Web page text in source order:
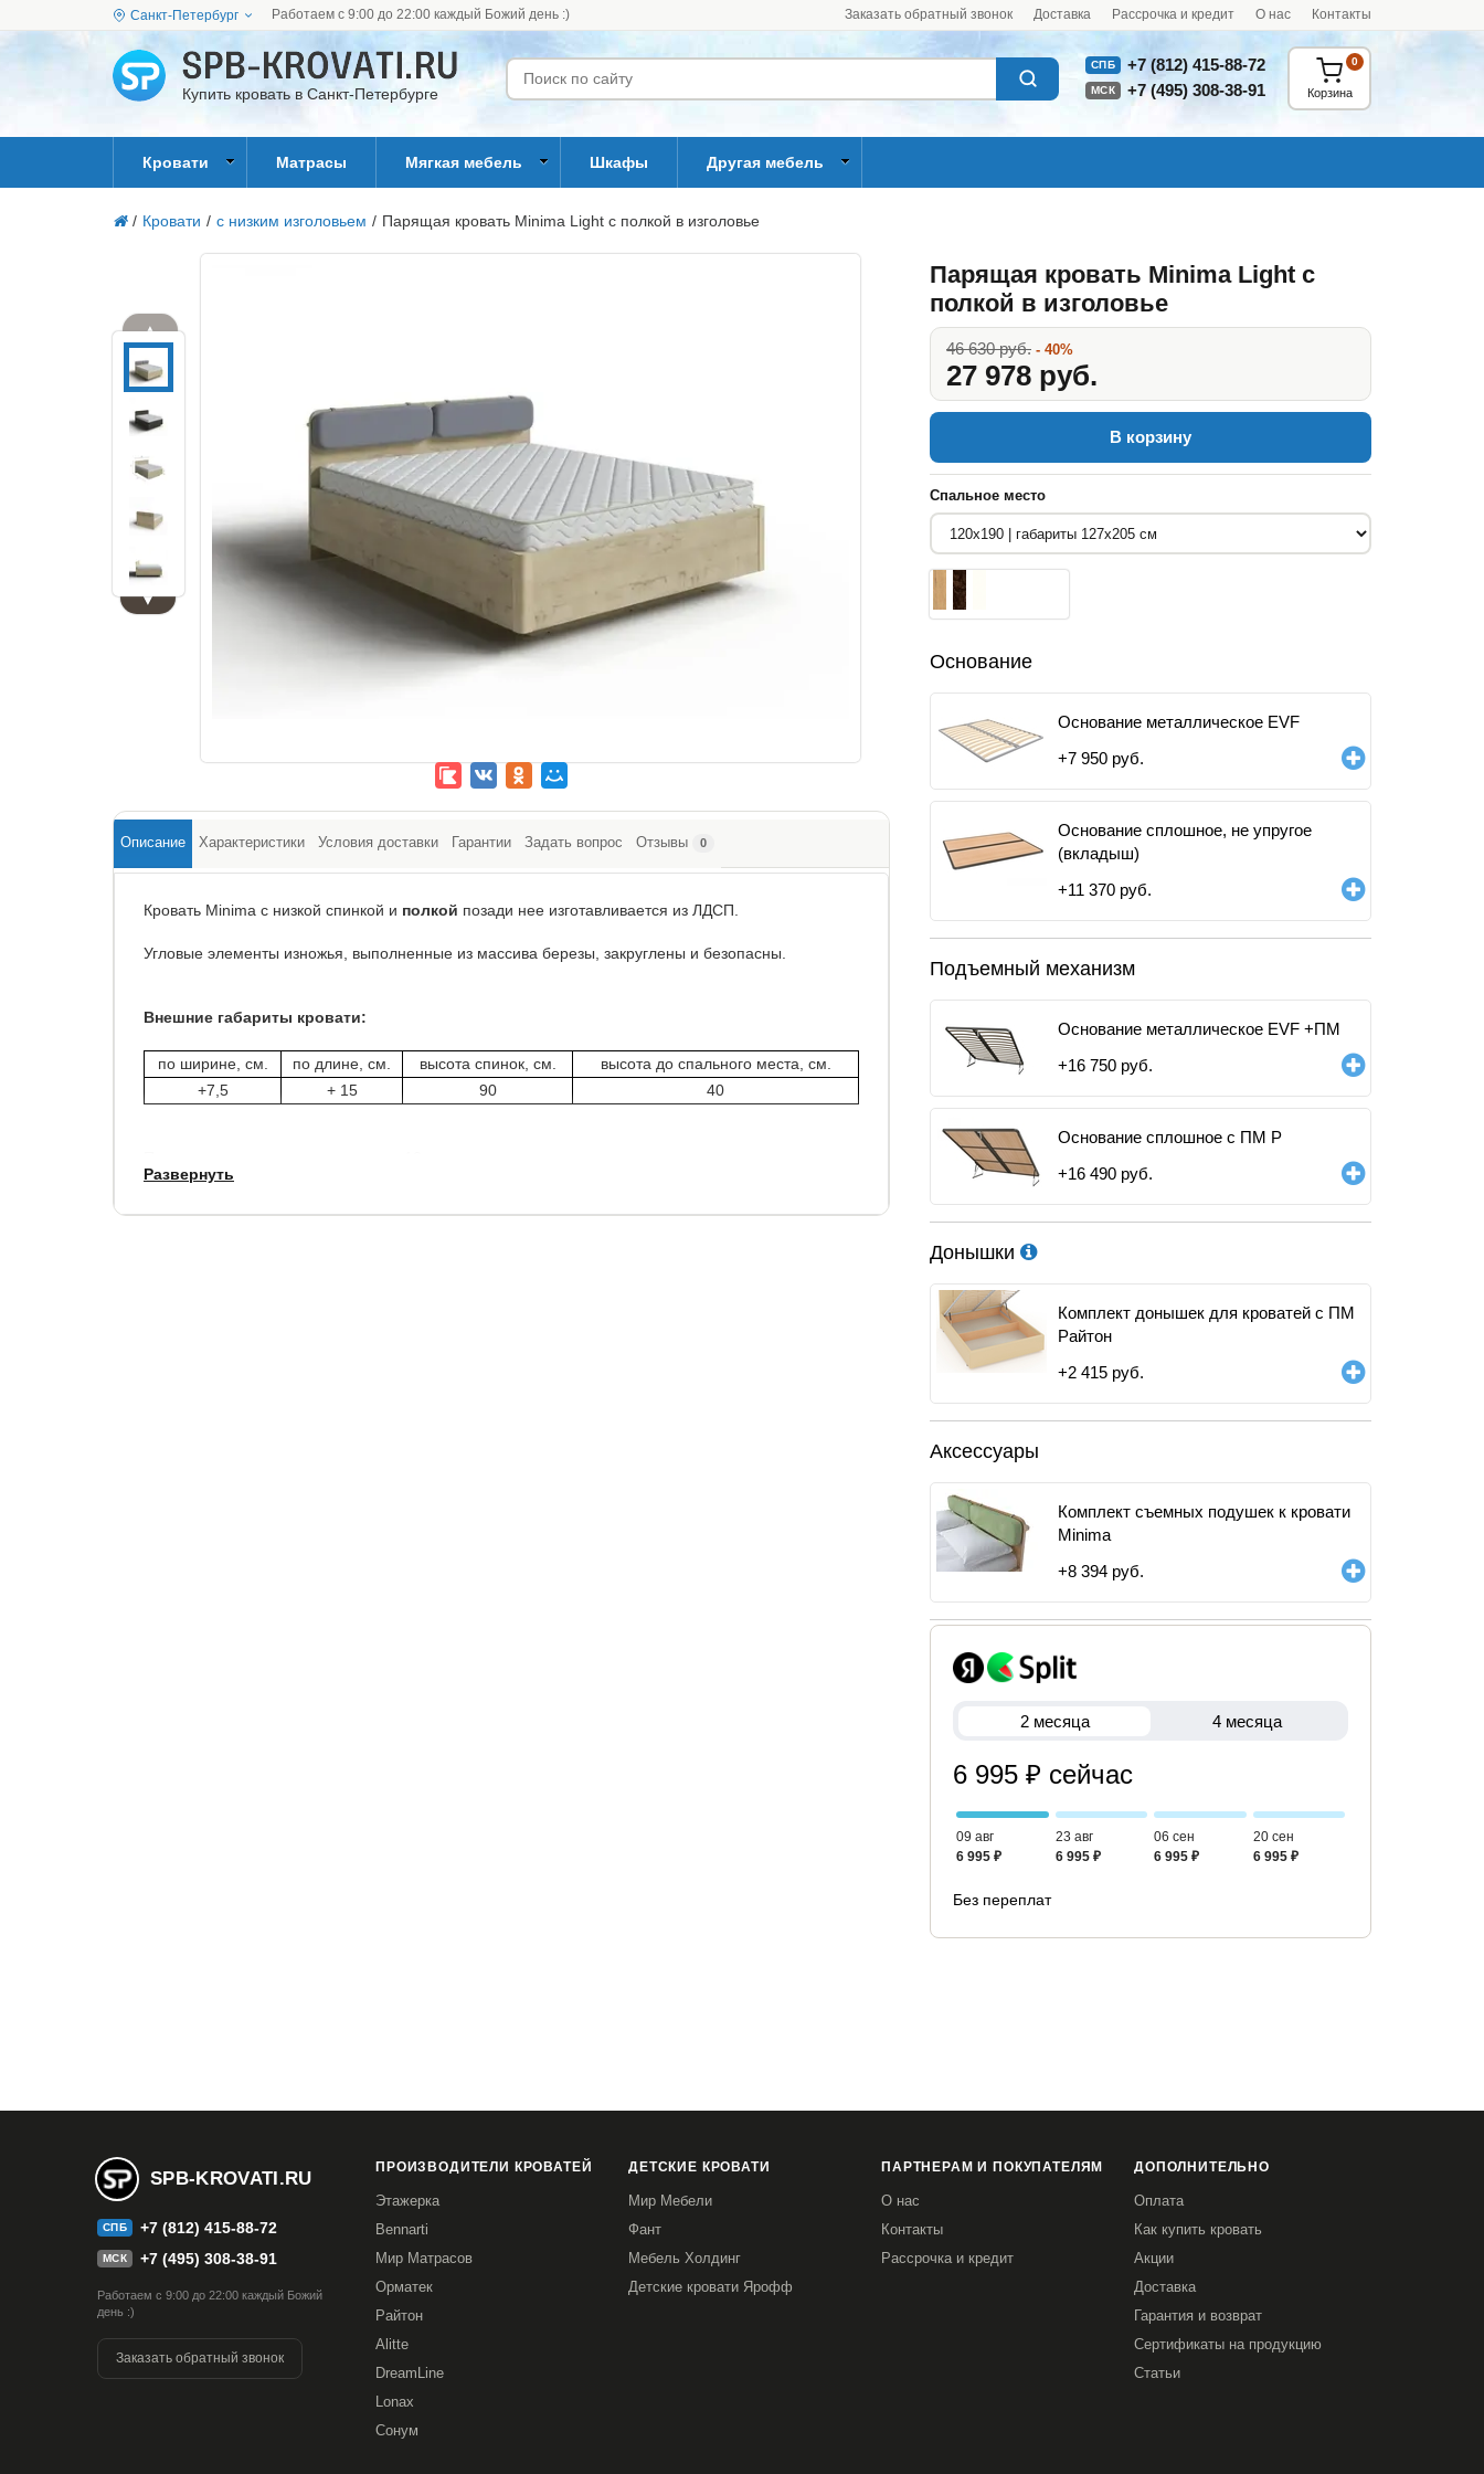
Санкт-Петербург Работаем с 9:00 до 22:00 каждый Божий день :) Заказать обратный звонок Доставка Рассрочка и кредит О нас Контакты
Купить кровать в Санкт-Петербурге
СПБ +7 (812) 415-88-72
МСК +7 (495) 308-38-91 Корзина
0
Кровати Матрасы Мягкая мебель Шкафы Другая мебель
/ Кровати / с низким изголовьем / Парящая кровать Minima Light c полкой в изголовье
▲
▼
Парящая кровать Minima Light c
полкой в изголовье
46 630 руб. - 40%
27 978 руб.
В корзину
Спальное место
Основание
Основание металлическое EVF
+7 950 руб.
Основание сплошное, не упругое
(вкладыш)
+11 370 руб.
Подъемный механизм
Основание металлическое EVF +ПМ
+16 750 руб.
Основание сплошное с ПМ Р
+16 490 руб.
Донышки
Комплект донышек для кроватей с ПМ
Райтон
+2 415 руб.
Аксессуары
Комплект съемных подушек к кровати
Minima
+8 394 руб.
2 месяца 4 месяца
6 995 ₽ сейчас
09 авг
6 995 ₽
23 авг
6 995 ₽
06 сен
6 995 ₽
20 сен
6 995 ₽
Без переплат
Описание Характеристики Условия доставки Гарантии Задать вопрос Отзывы 0
Кровать Minima с низкой спинкой и полкой позади нее изготавливается из ЛДСП.
Угловые элементы изножья, выполненные из массива березы, закруглены и безопасны.
Внешние габариты кровати:
по ширине, см. по длине, см. высота спинок, см.
высота до спального места, см.
+7,5
+ 15 90 40
Развернуть
SPB-KROVATI.RU
СПБ +7 (812) 415-88-72
МСК +7 (495) 308-38-91
Работаем с 9:00 до 22:00 каждый Божий
день :)
Заказать обратный звонок
ПРОИЗВОДИТЕЛИ КРОВАТЕЙ
Этажерка
Bennarti
Мир Матрасов
Орматек
Райтон
Alitte
DreamLine
Lonax
Сонум
ДЕТСКИЕ КРОВАТИ
Мир Мебели
Фант
Мебель Холдинг
Детские кровати Ярофф
ПАРТНЕРАМ И ПОКУПАТЕЛЯМ
О нас
Контакты
Рассрочка и кредит
ДОПОЛНИТЕЛЬНО
Оплата
Как купить кровать
Акции
Доставка
Гарантия и возврат
Сертификаты на продукцию
Статьи